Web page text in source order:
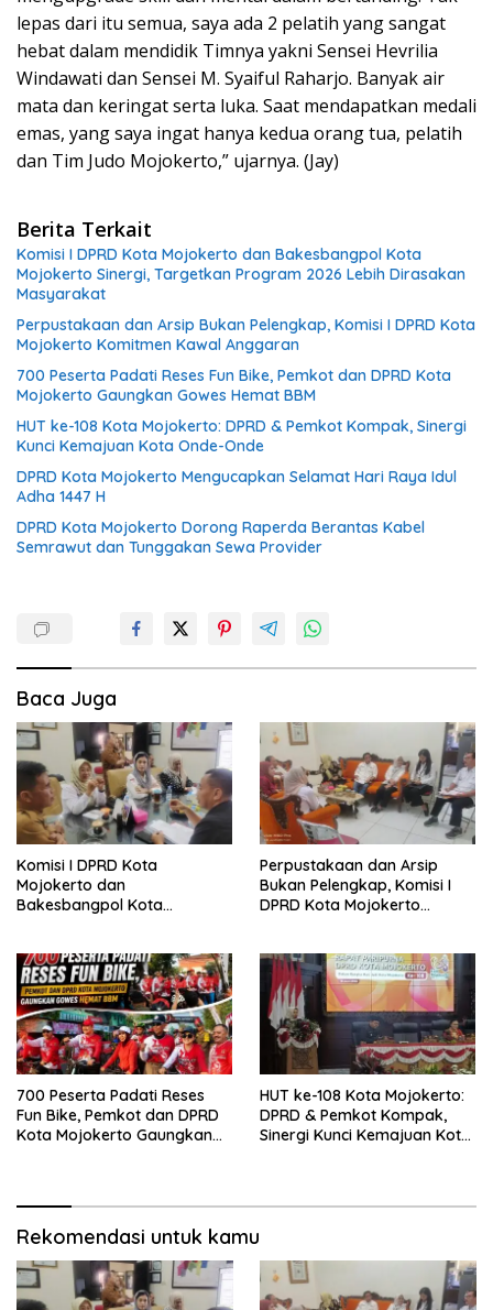
lepas dari itu semua, saya ada 2 pelatih yang sangat
hebat dalam mendidik Timnya yakni Sensei Hevrilia
Windawati dan Sensei M. Syaiful Raharjo. Banyak air
mata dan keringat serta luka. Saat mendapatkan medali
emas, yang saya ingat hanya kedua orang tua, pelatih
dan Tim Judo Mojokerto,” ujarnya. (Jay)
Berita Terkait
Komisi I DPRD Kota Mojokerto dan Bakesbangpol Kota
Mojokerto Sinergi, Targetkan Program 2026 Lebih Dirasakan
Masyarakat
Perpustakaan dan Arsip Bukan Pelengkap, Komisi I DPRD Kota
Mojokerto Komitmen Kawal Anggaran
700 Peserta Padati Reses Fun Bike, Pemkot dan DPRD Kota
Mojokerto Gaungkan Gowes Hemat BBM
HUT ke-108 Kota Mojokerto: DPRD & Pemkot Kompak, Sinergi
Kunci Kemajuan Kota Onde-Onde
DPRD Kota Mojokerto Mengucapkan Selamat Hari Raya Idul
Adha 1447 H
DPRD Kota Mojokerto Dorong Raperda Berantas Kabel
Semrawut dan Tunggakan Sewa Provider
Baca Juga
Komisi I DPRD Kota
Mojokerto dan
Bakesbangpol Kota
Dirasakan Masyarakat
Perpustakaan dan Arsip
Bukan Pelengkap, Komisi I
DPRD Kota Mojokerto
700 Peserta Padati Reses
Fun Bike, Pemkot dan DPRD
Kota Mojokerto Gaungkan
HUT ke-108 Kota Mojokerto:
DPRD & Pemkot Kompak,
Sinergi Kunci Kemajuan Kota
Rekomendasi untuk kamu